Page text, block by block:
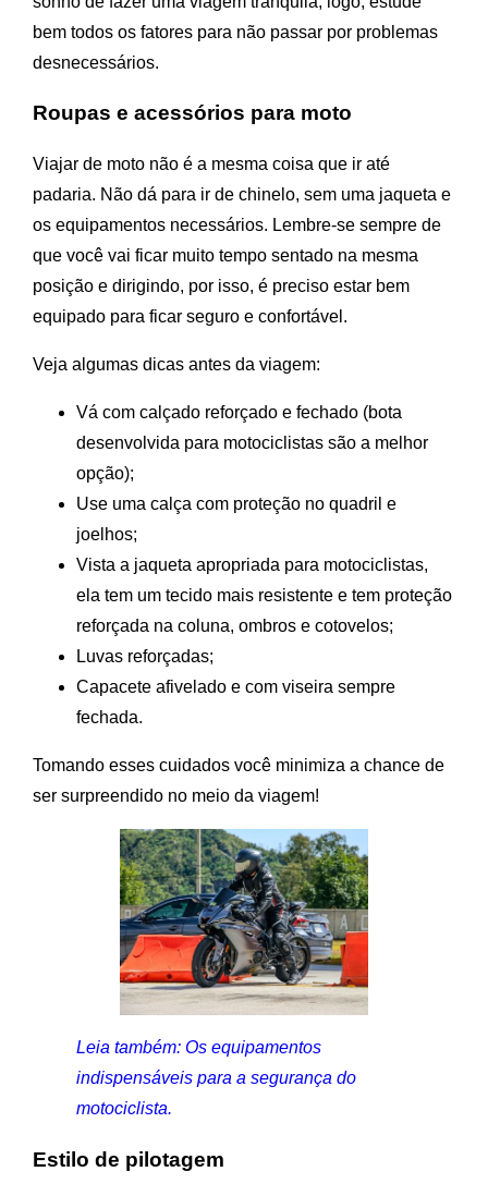
bem todos os fatores para não passar por problemas
desnecessários.
Roupas e acessórios para moto
Viajar de moto não é a mesma coisa que ir até
padaria. Não dá para ir de chinelo, sem uma jaqueta e
os equipamentos necessários. Lembre-se sempre de
que você vai ficar muito tempo sentado na mesma
posição e dirigindo, por isso, é preciso estar bem
equipado para ficar seguro e confortável.
Veja algumas dicas antes da viagem:
Vá com calçado reforçado e fechado (bota
desenvolvida para motociclistas são a melhor
opção);
Use uma calça com proteção no quadril e
joelhos;
Vista a jaqueta apropriada para motociclistas,
ela tem um tecido mais resistente e tem proteção
reforçada na coluna, ombros e cotovelos;
Luvas reforçadas;
Capacete afivelado e com viseira sempre
fechada.
Tomando esses cuidados você minimiza a chance de
ser surpreendido no meio da viagem!
Leia também: Os equipamentos
indispensáveis para a segurança do
motociclista.
Estilo de pilotagem